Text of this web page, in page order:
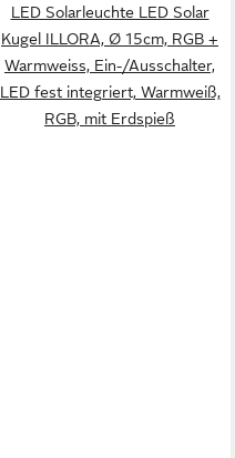
LED Solarleuchte LED Solar
Kugel ILLORA, Ø 15cm, RGB +
Warmweiss, Ein-/Ausschalter,
LED fest integriert, Warmweiß,
RGB, mit Erdspieß